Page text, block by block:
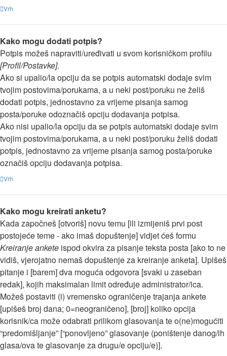
Vrh
Kako mogu dodati potpis?
Potpis možeš napraviti/uređivati u svom korisničkom profilu
[Profil/Postavke].
Ako si upalio/la opciju da se potpis automatski dodaje svim
tvojim postovima/porukama, a u neki post/poruku ne želiš
dodati potpis, jednostavno za vrijeme pisanja samog
posta/poruke odoznačiš opciju dodavanja potpisa.
Ako nisi upalio/la opciju da se potpis automatski dodaje svim
tvojim postovima/porukama, a u neki post/poruku želiš dodati
potpis, jednostavno za vrijeme pisanja samog posta/poruke
označiš opciju dodavanja potpisa.
Vrh
Kako mogu kreirati anketu?
Kada započneš [otvoriš] novu temu [ili izmijeniš prvi post
postojeće teme - ako imaš dopuštenje] vidjet ćeš formu
Kreiranje ankete ispod okvira za pisanje teksta posta [ako to ne
vidiš, vjerojatno nemaš dopuštenje za kreiranje anketa]. Upišeš
pitanje i [barem] dva moguća odgovora [svaki u zaseban
redak], kojih maksimalan limit određuje administrator/ica.
Možeš postaviti (i) vremensko ograničenje trajanja ankete
[upišeš broj dana; 0=neograničeno], [broj] koliko opcija
korisnik/ca može odabrati prilikom glasovanja te o(ne)mogućiti
“predomišljanje” [“ponovljeno” glasovanje (poništenje danog/ih
glasa/ova te glasovanje za drugu/e opciju/e)].